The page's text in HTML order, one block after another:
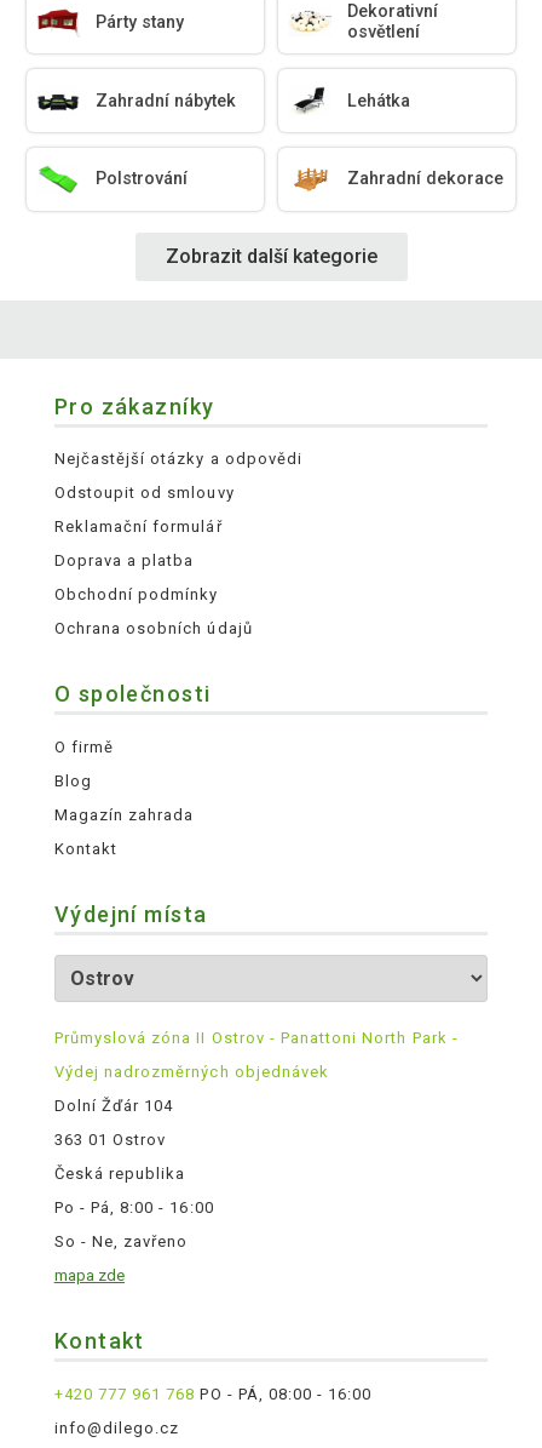
Párty stany
Dekorativní
osvětlení
Zahradní nábytek Lehátka
Polstrování Zahradní dekorace
Zobrazit další kategorie
Pro zákazníky
Nejčastější otázky a odpovědi
Odstoupit od smlouvy
Reklamační formulář
Doprava a platba
Obchodní podmínky
Ochrana osobních údajů
O společnosti
O firmě
Blog
Magazín zahrada
Kontakt
Výdejní místa
Průmyslová zóna II Ostrov - Panattoni North Park -
Výdej nadrozměrných objednávek
Dolní Žďár 104
363 01 Ostrov
Česká republika
Po - Pá, 8:00 - 16:00
So - Ne, zavřeno
mapa zde
Kontakt
+420 777 961 768 PO - PÁ, 08:00 - 16:00
info@dilego.cz